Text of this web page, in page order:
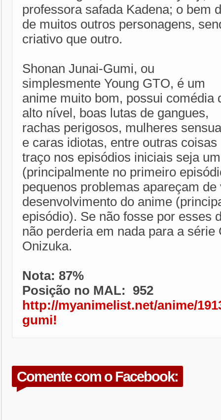
professora safada Kadena; o bem
de muitos outros personagens,
criativo que outro.
Shonan Junai-Gumi, ou
simplesmente Young GTO, é um
anime muito bom, possui comédia
alto nível, boas lutas de gangues,
rachas perigosos, mulheres
e caras idiotas, entre outras
traço nos episódios iniciais seja
(principalmente no primeiro
pequenos problemas apareçam
desenvolvimento do anime
episódio). Se não fosse por esses
não perderia em nada para a série
Onizuka.
Nota: 87%
Posição no MAL: 952
http://myanimelist.net/anime/
gumi!
Comente com o Facebook: